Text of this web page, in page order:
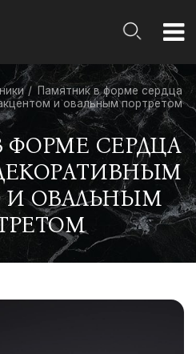
Памятник в форме сердца
и овальным портретом
СЕРДЦА
И ОВАЛЬНЫМ